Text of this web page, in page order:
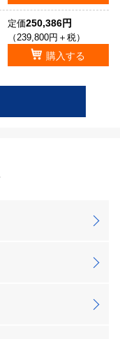
定価250,386円
（239,800円＋税）
購入する